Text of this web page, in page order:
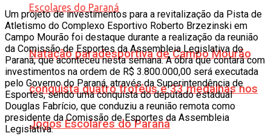
Natação paradesportiva de Campo Mourão
conquista quatro troféus e 33 medalhas nos
Jogos Escolares do Paraná
Um projeto de investimentos para a revitalização da Pista de
Atletismo do Complexo Esportivo Roberto Brzezinski em
Campo Mourão foi destaque durante a realização da reunião
da Comissão de Esportes da Assembleia Legislativa do
Paraná, que aconteceu nesta semana. A obra que contará com
investimentos na ordem de R$ 3.800.000,00 será executada
pelo Governo do Paraná, através da Superintendência de
Esportes, sendo uma conquista do deputado estadual
Douglas Fabrício, que conduziu a reunião remota como
presidente da Comissão de Esportes da Assembleia
Legislativa.